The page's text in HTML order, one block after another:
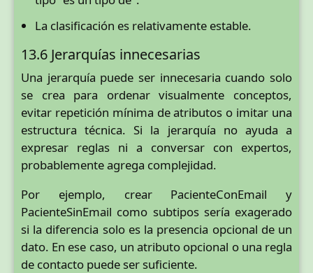
La clasificación es relativamente estable.
13.6 Jerarquías innecesarias
Una jerarquía puede ser innecesaria cuando solo
se crea para ordenar visualmente conceptos,
evitar repetición mínima de atributos o imitar una
estructura técnica. Si la jerarquía no ayuda a
expresar reglas ni a conversar con expertos,
probablemente agrega complejidad.
Por ejemplo, crear PacienteConEmail y
PacienteSinEmail como subtipos sería exagerado
si la diferencia solo es la presencia opcional de un
dato. En ese caso, un atributo opcional o una regla
de contacto puede ser suficiente.